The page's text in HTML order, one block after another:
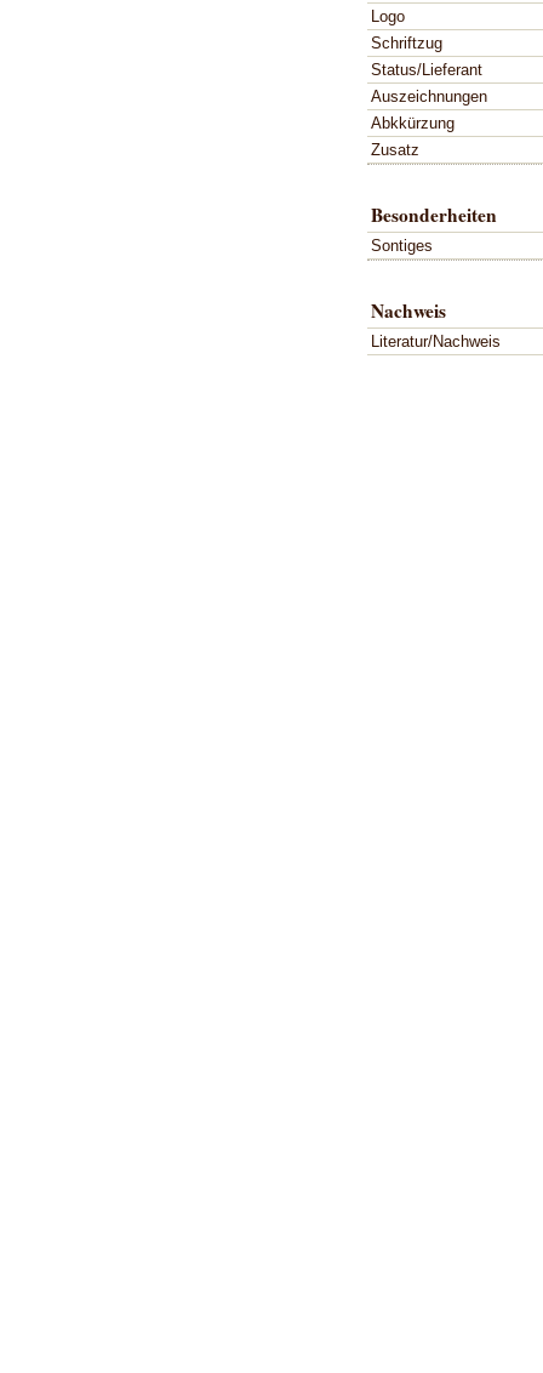
Logo
Schriftzug
Status/Lieferant
Auszeichnungen
Abkkürzung
Zusatz
Besonderheiten
Sontiges
Nachweis
Literatur/Nachweis